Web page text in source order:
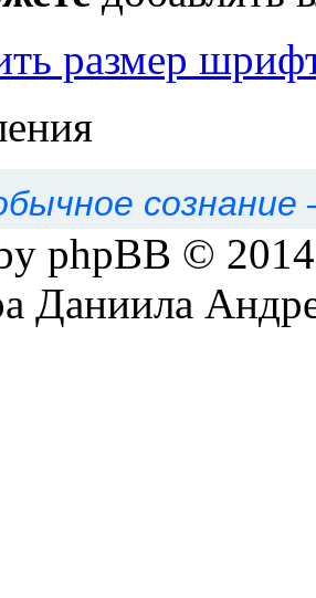
размер
phpBB ©
Даниила